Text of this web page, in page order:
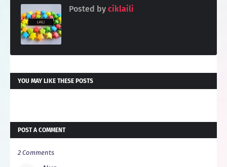
Posted by ciklaili
YOU MAY LIKE THESE POSTS
POST A COMMENT
2 Comments